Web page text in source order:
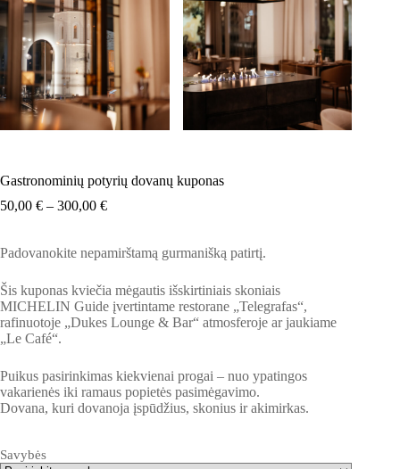
Gastronominių potyrių dovanų kuponas
50,00 € – 300,00 €Price
through
Padovanokite nepamirštamą gurmanišką patirtį.
Šis kuponas kviečia mėgautis išskirtiniais skoniais
MICHELIN Guide įvertintame restorane „Telegrafas“,
rafinuotoje „Dukes Lounge & Bar“ atmosferoje ar jaukiame
„Le Café“.
Puikus pasirinkimas kiekvienai progai – nuo ypatingos
vakarienės iki ramaus popietės pasimėgavimo.
Dovana, kuri dovanoja įspūdžius, skonius ir akimirkas.
Savybės